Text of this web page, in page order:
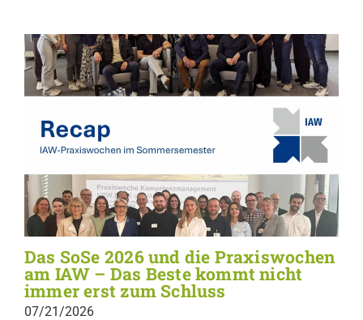
Das SoSe 2026 und die Praxiswochen
am IAW – Das Beste kommt nicht
immer erst zum Schluss
07/21/2026